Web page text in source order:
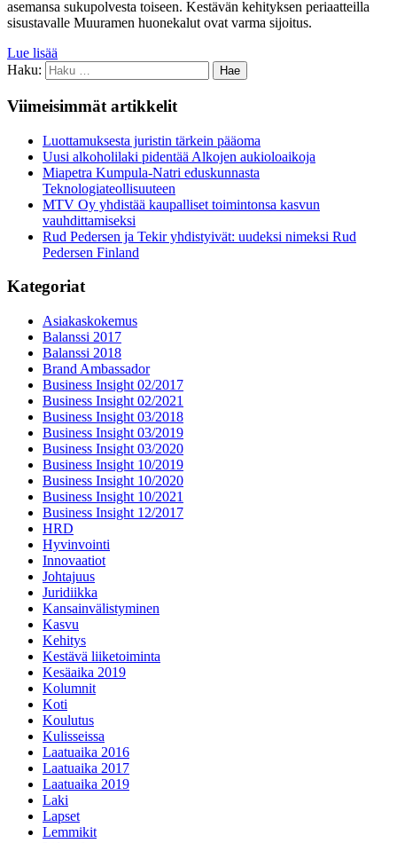
asemansa sukupolvesta toiseen. Kestävän kehityksen periaatteilla
sisustavalle Muuramen huonekalut ovat varma sijoitus.
Lue lisää
Haku:
Viimeisimmät artikkelit
Luottamuksesta juristin tärkein pääoma
Uusi alkoholilaki pidentää Alkojen aukioloaikoja
Miapetra Kumpula-Natri eduskunnasta
Teknologiateollisuuteen
MTV Oy yhdistää kaupalliset toimintonsa kasvun
vauhdittamiseksi
Rud Pedersen ja Tekir yhdistyivät: uudeksi nimeksi Rud
Pedersen Finland
Kategoriat
Asiakaskokemus
Balanssi 2017
Balanssi 2018
Brand Ambassador
Business Insight 02/2017
Business Insight 02/2021
Business Insight 03/2018
Business Insight 03/2019
Business Insight 03/2020
Business Insight 10/2019
Business Insight 10/2020
Business Insight 10/2021
Business Insight 12/2017
HRD
Hyvinvointi
Innovaatiot
Johtajuus
Juridiikka
Kansainvälistyminen
Kasvu
Kehitys
Kestävä liiketoiminta
Kesäaika 2019
Kolumnit
Koti
Koulutus
Kulisseissa
Laatuaika 2016
Laatuaika 2017
Laatuaika 2019
Laki
Lapset
Lemmikit